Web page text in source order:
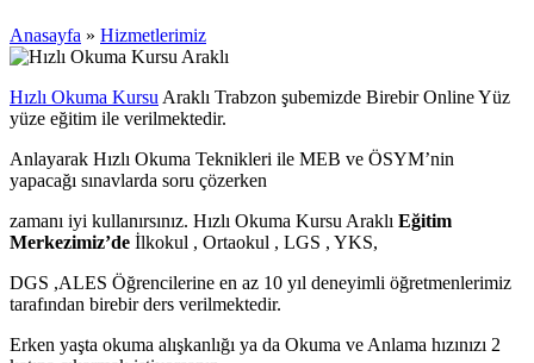
Anasayfa » Hizmetlerimiz
Hızlı Okuma Kursu Araklı Trabzon şubemizde Birebir Online Yüz
yüze eğitim ile verilmektedir.
Anlayarak Hızlı Okuma Teknikleri ile MEB ve ÖSYM’nin
yapacağı sınavlarda soru çözerken
zamanı iyi kullanırsınız. Hızlı Okuma Kursu Araklı Eğitim
Merkezimiz’de İlkokul , Ortaokul , LGS , YKS,
DGS ,ALES Öğrencilerine en az 10 yıl deneyimli öğretmenlerimiz
tarafından birebir ders verilmektedir.
Erken yaşta okuma alışkanlığı ya da Okuma ve Anlama hızınızı 2